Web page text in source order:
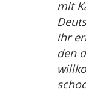
mit
ihr
den